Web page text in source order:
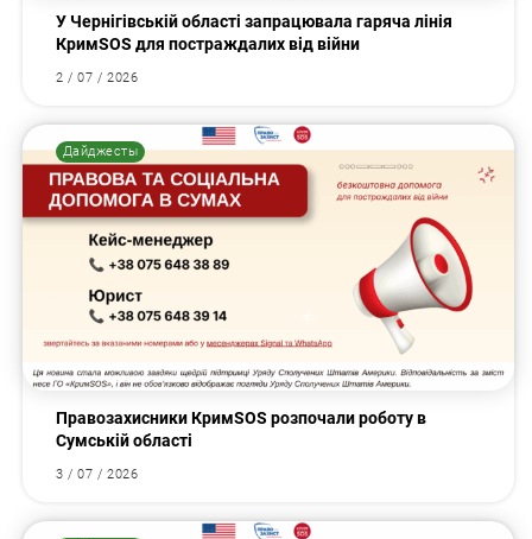
У Чернігівській області запрацювала гаряча лінія
КримSOS для постраждалих від війни
2 / 07 / 2026
Дайджесты
Правозахисники КримSOS розпочали роботу в
Сумській області
3 / 07 / 2026